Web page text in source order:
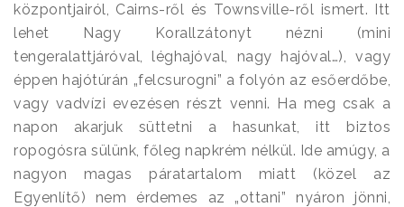
központjairól, Cairns-ről és Townsville-ről ismert. Itt
lehet Nagy Korallzátonyt nézni (mini
tengeralattjáróval, léghajóval, nagy hajóval…), vagy
éppen hajótúrán „felcsurogni” a folyón az esőerdőbe,
vagy vadvízi evezésen részt venni. Ha meg csak a
napon akarjuk süttetni a hasunkat, itt biztos
ropogósra sülünk, főleg napkrém nélkül. Ide amúgy, a
nagyon magas páratartalom miatt (közel az
Egyenlítő) nem érdemes az „ottani” nyáron jönni,